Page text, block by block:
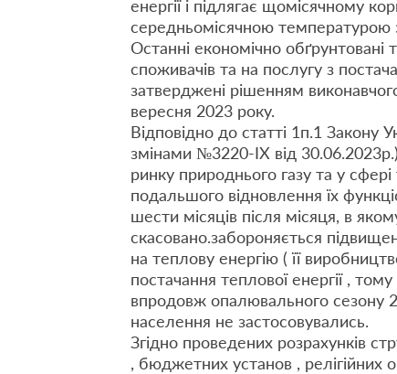
енергії і підлягає щомісячному
середньомісячною температурою
Останні економічно обґрунтовані
споживачів та на послугу з
затверджені рішенням
вересня 2023 року.
Відповідно до статті 1п.1 Закону
змінами №3220-IX від
ринку природнього газу та у
подальшого відновлення їх
шести місяців після місяця, в
скасовано.забороняється
на теплову енергію ( її
постачання теплової енергії ,
впродовж опалювального сезону
населення не застосовувались.
Згідно проведених розрахунків
, бюджетних установ , релігійних